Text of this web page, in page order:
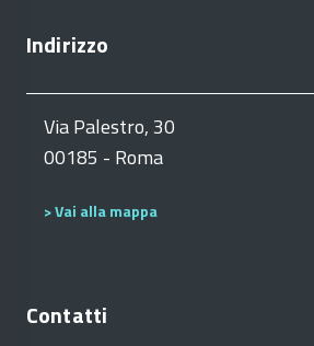
Indirizzo
Via Palestro, 30
00185 - Roma
> Vai alla mappa
Contatti